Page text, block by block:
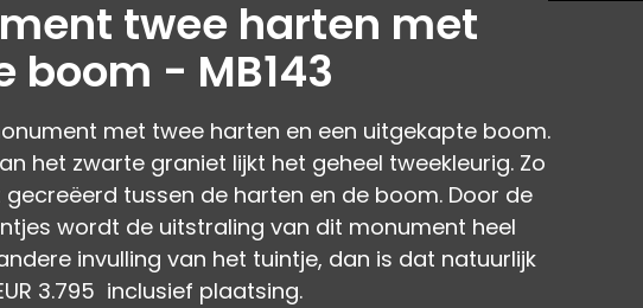
twee harten met
boom - MB143
met twee harten en een uitgekapte boom.
het zwarte graniet lijkt het geheel tweekleurig. Zo
tussen de harten en de boom. Door de
wordt de uitstraling van dit monument heel
invulling van het tuintje, dan is dat natuurlijk
3.795 inclusief plaatsing.